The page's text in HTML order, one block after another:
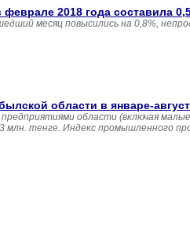
2018 года составила
месяц повысились на 0,8%,
области в январе-
области (включая
млн. тенге. Индекс промышленного